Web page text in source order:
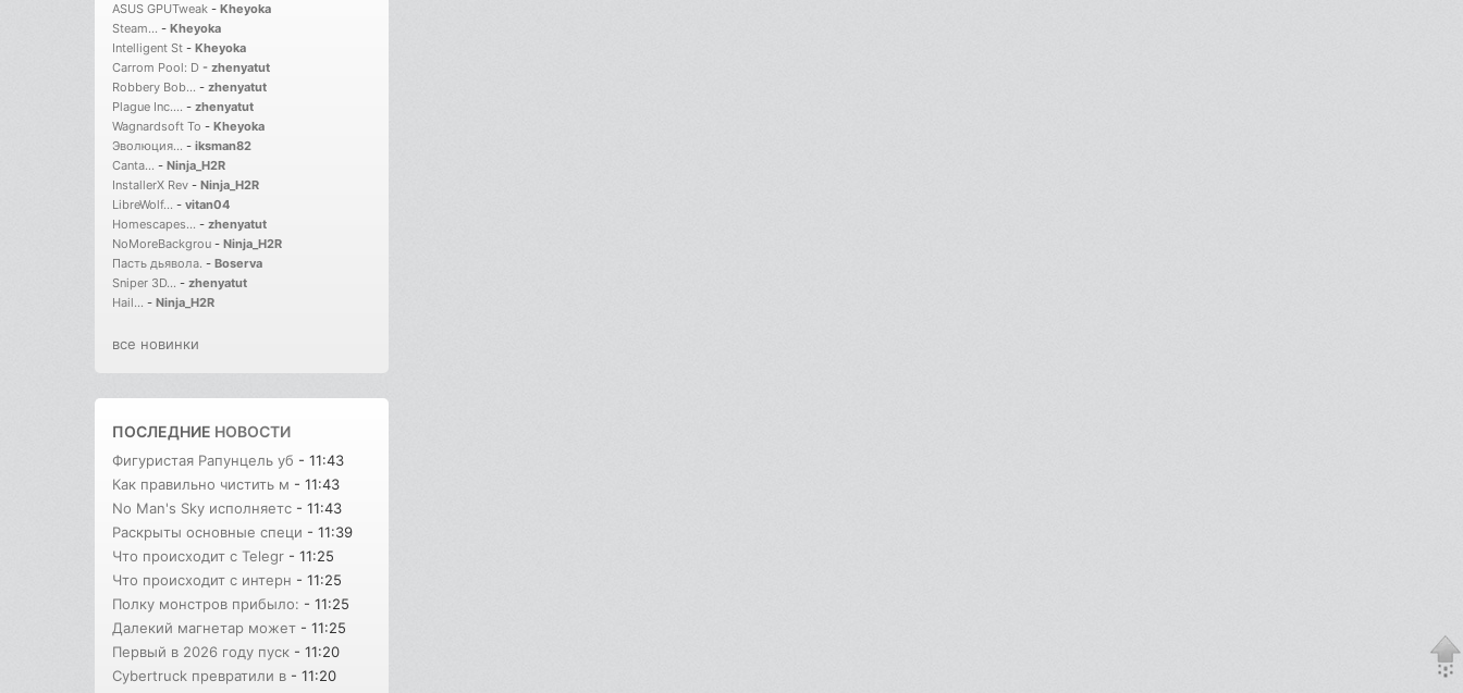
ASUS GPUTweak - Kheyoka
Steam... - Kheyoka
Intelligent St - Kheyoka
Carrom Pool: D - zhenyatut
Robbery Bob... - zhenyatut
Plague Inc.... - zhenyatut
Wagnardsoft To - Kheyoka
Эволюция... - iksman82
Canta... - Ninja_H2R
InstallerX Rev - Ninja_H2R
LibreWolf... - vitan04
Homescapes... - zhenyatut
NoMoreBackgrou - Ninja_H2R
Пасть дьявола. - Boserva
Sniper 3D... - zhenyatut
Hail... - Ninja_H2R
все новинки
ПОСЛЕДНИЕ НОВОСТИ
Фигуристая Рапунцель уб - 11:43
Как правильно чистить м - 11:43
No Man's Sky исполняетс - 11:43
Раскрыты основные специ - 11:39
Что происходит с Telegr - 11:25
Что происходит с интерн - 11:25
Полку монстров прибыло: - 11:25
Далекий магнетар может - 11:25
Первый в 2026 году пуск - 11:20
Cybertruck превратили в - 11:20